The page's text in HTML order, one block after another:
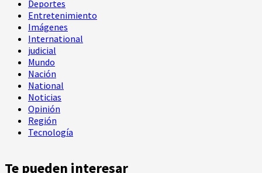
Deportes
Entretenimiento
Imágenes
International
judicial
Mundo
Nación
National
Noticias
Opinión
Región
Tecnología
Te pueden interesar